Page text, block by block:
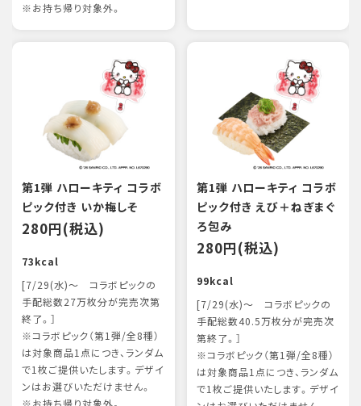
※お持ち帰り対象外。
第1弾 ハローキティ コラボ
ピック付き いか梅しそ
280円(税込)
73kcal
[7/29(水)～ コラボピックの
手配総数27万枚分が完売次第
終了。］
※コラボピック（第1弾/全8種）
は対象商品1点につき、ランダム
で1枚ご提供いたします。デザイ
ンはお選びいただけません。
第1弾 ハローキティ コラボ
ピック付き えび＋ねぎまぐ
ろ包み
280円(税込)
99kcal
[7/29(水)～ コラボピックの
手配総数40.5万枚分が完売次
第終了。］
※コラボピック（第1弾/全8種）
は対象商品1点につき、ランダム
で1枚ご提供いたします。デザイ